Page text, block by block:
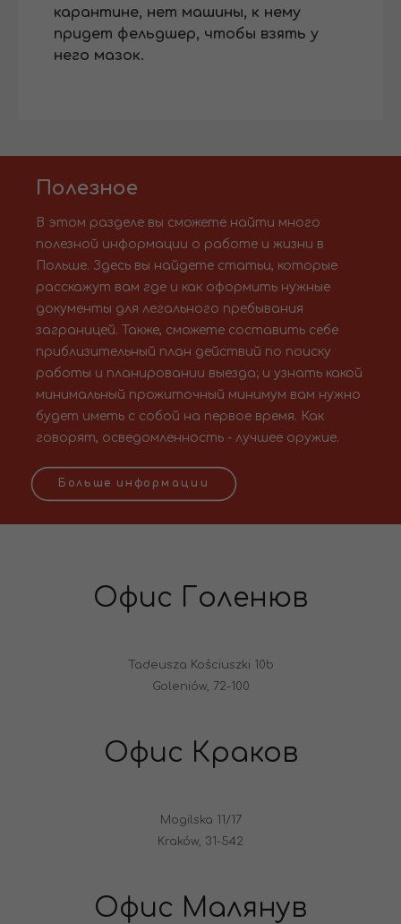
карантине, нет машины, к нему
придет фельдшер, чтобы взять у
него мазок.
Полезное
В этом разделе вы сможете найти много
полезной информации о работе и жизни в
Польше. Здесь вы найдете статьи, которые
расскажут вам где и как оформить нужные
документы для легального пребывания
заграницей. Также, сможете составить себе
приблизительный план действий по поиску
работы и планировании выезда; и узнать какой
минимальный прожиточный минимум вам нужно
будет иметь с собой на первое время. Как
говорят, осведомленность - лучшее оружие.
Больше информации
Офис Голенюв
Tadeusza Kościuszki 10b
Goleniów, 72-100
Офис Краков
Mogilska 11/17
Kraków, 31-542
Офис Малянув